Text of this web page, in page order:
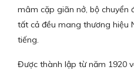
mâm cặp giãn nở, bộ chuyển
tất cả đều mang thương hiệu
tiếng.
Được thành lập từ năm 1920